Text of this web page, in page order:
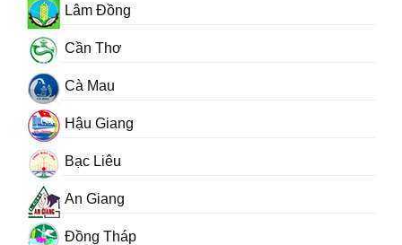
Lâm Đồng
Cần Thơ
Cà Mau
Hậu Giang
Bạc Liêu
An Giang
Đồng Tháp